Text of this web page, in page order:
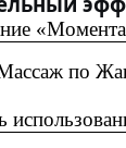
по
и